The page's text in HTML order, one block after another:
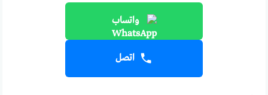
واتساب
اتصل